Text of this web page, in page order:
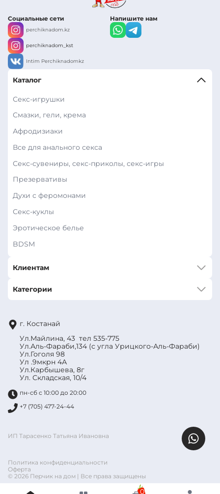
Социальные сети
perchiknadom.kz
perchiknadom_kst
Intim Perchiknadomkz
Напишите нам
Каталог
Секс-игрушки
Смазки, гели, крема
Афродизиаки
Все для анального секса
Секс-сувениры, секс-приколы, секс-игры
Презервативы
Духи с феромонами
Секс-куклы
Эротическое белье
BDSM
Клиентам
Категории
г. Костанай
Ул.Майлина, 43 тел 535-775
Ул.Аль-Фараби,134 (с угла Урицкого-Аль-Фараби)
Ул.Гоголя 98
Ул .9мкрн 4А
Ул.Карбышева, 8г
Ул. Складская, 10/4
пн-сб с 10:00 до 20:00
+7 (705) 477-24-44
ИП Тарасенко Татьяна Ивановна
Политика конфиденциальности
Оферта
© 2026 Перчик на дом | Все права защищены
0